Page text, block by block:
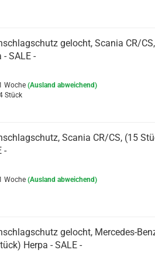
gelocht, Scania CR/
SALE -
Woche (Ausland abweichend)
Stück
Scania CR/CS, (15
-
Woche (Ausland abweichend)
gelocht, Mercedes-
Herpa - SALE -